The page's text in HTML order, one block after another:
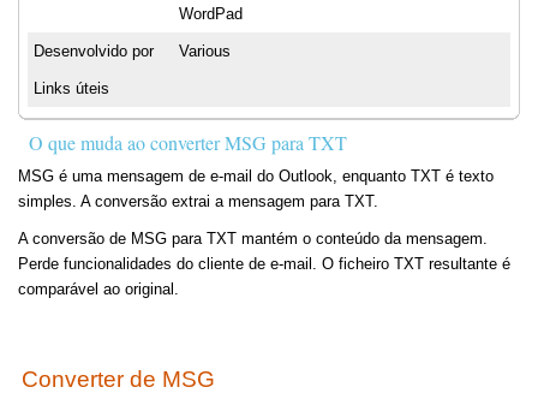
WordPad
Desenvolvido por Various
Links úteis
O que muda ao converter MSG para TXT
MSG é uma mensagem de e-mail do Outlook, enquanto TXT é texto
simples. A conversão extrai a mensagem para TXT.
A conversão de MSG para TXT mantém o conteúdo da mensagem.
Perde funcionalidades do cliente de e-mail. O ficheiro TXT resultante é
comparável ao original.
Converter de MSG